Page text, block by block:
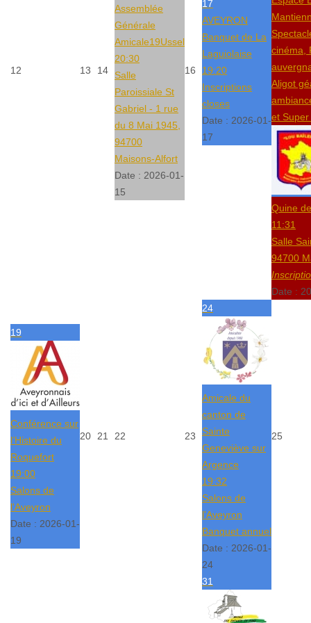
12 13 14
Assemblée
Générale
Amicale19Ussel
20:30
Salle
Paroissiale St
Gabriel - 1 rue
du 8 Mai 1945,
94700
Maisons-Alfort
Date : 2026-01-
15
16
17
AVEYRON
Banquet de La
Laguiolaise
19:20
Inscriptions
closes
Date : 2026-01-
17
cinéma,
Aligot
et
Quine
11:31
Salle
94700
Date :
19
Conférence sur
l’Histoire du
Roquefort
19:00
Salons de
l'Aveyron
Date : 2026-01-
19
20 21 22 23
24
Amicale du
canton de
Sainte
Geneviève sur
Argence
19:32
Salons de
l'Aveyron
Banquet annuel
Date : 2026-01-
24
25
31